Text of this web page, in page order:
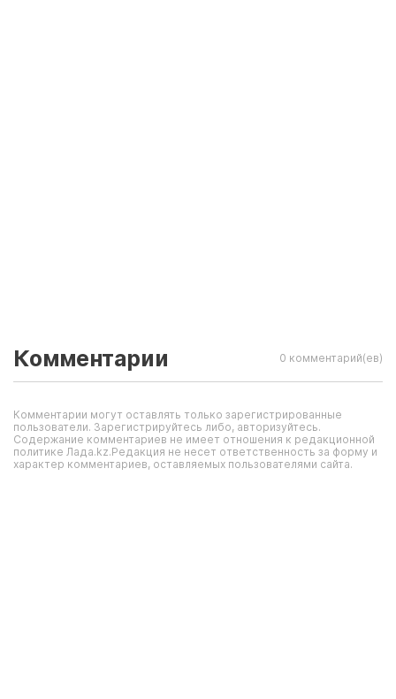
Комментарии 0 комментарий(ев)
Комментарии могут оставлять только зарегистрированные
пользователи. Зарегистрируйтесь либо, авторизуйтесь.
Содержание комментариев не имеет отношения к редакционной
политике Лада.kz.Редакция не несет ответственность за форму и
характер комментариев, оставляемых пользователями сайта.